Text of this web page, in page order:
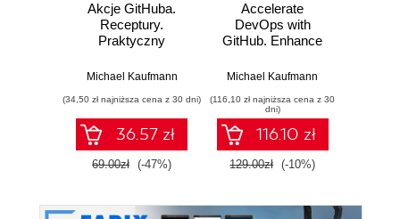
Akcje GitHuba.
Receptury.
Praktyczny
automatyzacji i
procesu tworzenia
oprogramowania
Michael Kaufmann
(34,50 zł najniższa cena z 30 dni)
36.57 zł
69.00zł (-47%)
Accelerate
DevOps with
GitHub. Enhance
performance with
Projects, Actions,
and Advanced
Security
Michael Kaufmann
(116,10 zł najniższa cena z 30
dni)
116.10 zł
129.00zł (-10%)